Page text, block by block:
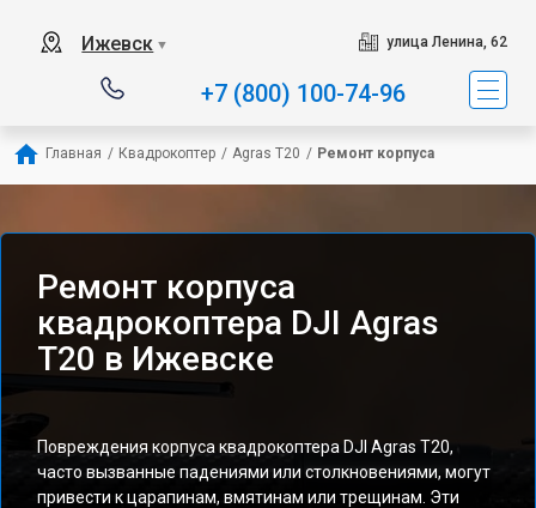
Ижевск ▼ улица Ленина, 62
+7 (800) 100-74-96
Главная / Квадрокоптер / Agras T20 / Ремонт корпуса
Ремонт корпуса
квадрокоптера DJI Agras
T20 в Ижевске
Повреждения корпуса квадрокоптера DJI Agras T20,
часто вызванные падениями или столкновениями, могут
привести к царапинам, вмятинам или трещинам. Эти